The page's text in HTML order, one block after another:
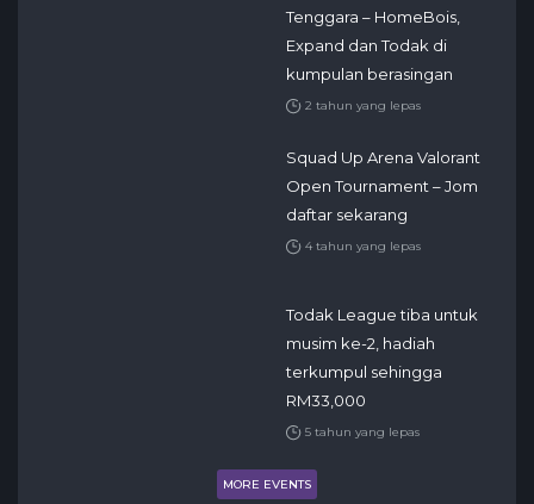
Tenggara – HomeBois,
Expand dan Todak di
kumpulan berasingan
2 tahun yang lepas
Squad Up Arena Valorant
Open Tournament – Jom
daftar sekarang
4 tahun yang lepas
Todak League tiba untuk
musim ke-2, hadiah
terkumpul sehingga
RM33,000
5 tahun yang lepas
MORE EVENTS